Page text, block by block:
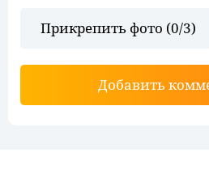
Прикрепить фото (0/3)
Добавить